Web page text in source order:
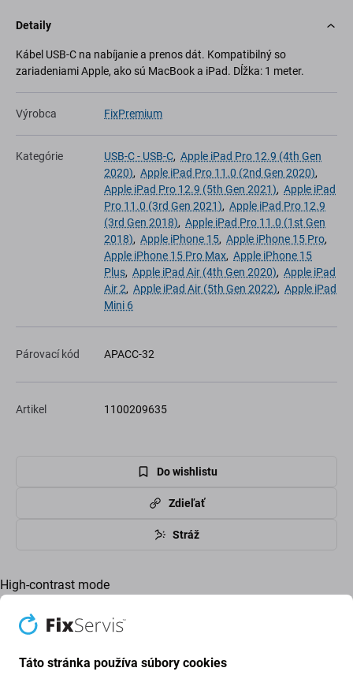
Detaily
Kábel USB-C na nabíjanie a prenos dát. Kompatibilný so
zariadeniami Apple, ako sú MacBook a iPad. Dĺžka: 1 meter.
Výrobca FixPremium
Kategórie USB-C - USB-C, Apple iPad Pro 12.9 (4th Gen
2020), Apple iPad Pro 11.0 (2nd Gen 2020),
Apple iPad Pro 12.9 (5th Gen 2021), Apple iPad
Pro 11.0 (3rd Gen 2021), Apple iPad Pro 12.9
(3rd Gen 2018), Apple iPad Pro 11.0 (1st Gen
2018), Apple iPhone 15, Apple iPhone 15 Pro,
Apple iPhone 15 Pro Max, Apple iPhone 15
Plus, Apple iPad Air (4th Gen 2020), Apple iPad
Air 2, Apple iPad Air (5th Gen 2022), Apple iPad
Mini 6
Párovací kód APACC-32
Artikel 1100209635
Do wishlistu
Zdieľať
Stráž
High-contrast mode
Zákazníci tiež kupujú
Táto stránka používa súbory cookies